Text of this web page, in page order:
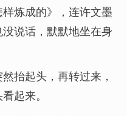
炼成的》，连许文墨
说话，默默地坐在身
抬起头，再转过来，
起来。